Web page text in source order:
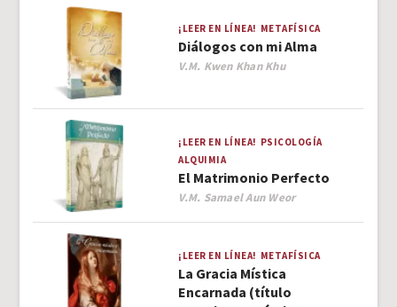
¡LEER EN LÍNEA! METAFÍSICA
Diálogos con mi Alma
Author
V.M. Kwen Khan Khu
¡LEER EN LÍNEA! PSICOLOGÍA
ALQUIMIA
El Matrimonio Perfecto
Author
V.M. Samael Aun Weor
¡LEER EN LÍNEA! METAFÍSICA
La Gracia Mística
Encarnada (título